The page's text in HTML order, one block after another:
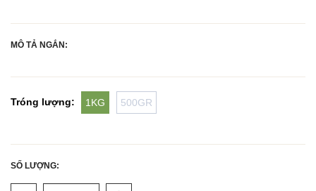
MÔ TẢ NGẮN:
Tróng lượng: 1KG 500GR
SỐ LƯỢNG: